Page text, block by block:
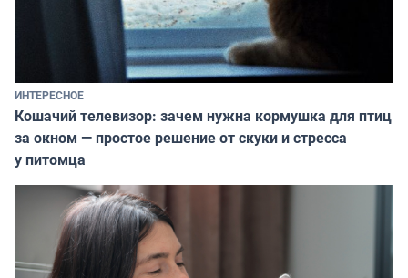
ИНТЕРЕСНОЕ
Кошачий телевизор: зачем нужна кормушка для птиц
за окном — простое решение от скуки и стресса
у питомца